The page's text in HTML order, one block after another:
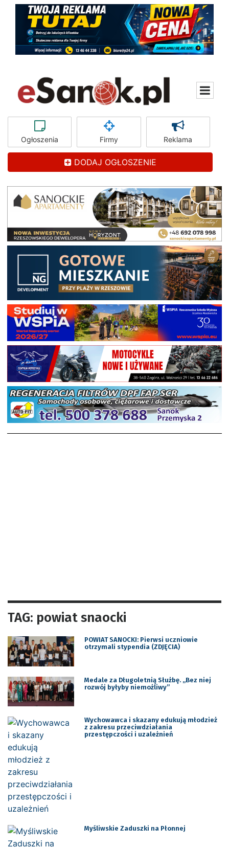
Ogłoszenia Firmy Reklama
DODAJ OGŁOSZENIE
TAG: powiat snaocki
POWIAT SANOCKI: Pierwsi uczniowie
otrzymali stypendia (ZDJĘCIA)
Medale za Długoletnią Służbę. „Bez niej
rozwój byłyby niemożliwy”
Wychowawca i skazany edukują młodzież
z zakresu przeciwdziałania
przestępczości i uzależnień
Myśliwskie Zaduszki na Płonnej